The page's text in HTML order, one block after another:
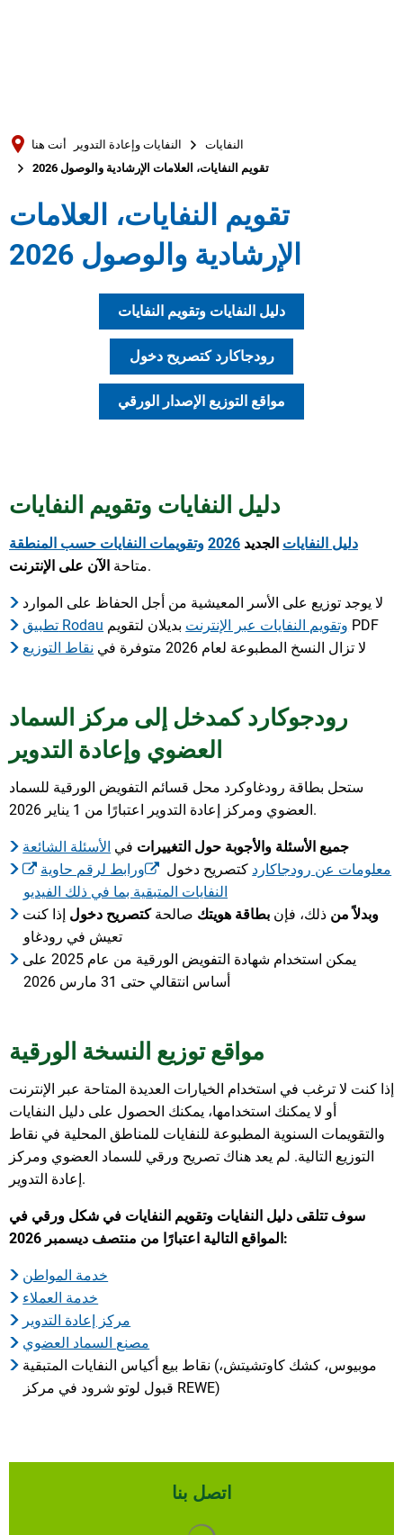
Português
Deutsch
أنت هنا النفايات وإعادة التدوير
النفايات
تقويم النفايات، العلامات الإرشادية والوصول 2026
تقويم النفايات، العلامات
الإرشادية والوصول 2026
دليل النفايات وتقويم النفايات
رودجاكارد كتصريح دخول
مواقع التوزيع الإصدار الورقي
دليل النفايات وتقويم النفايات
دليل النفايات الجديد 2026 وتقويمات النفايات حسب المنطقة
متاحة الآن على الإنترنت .
لا يوجد توزيع على الأسر المعيشية من أجل الحفاظ على الموارد
تطبيق Rodau
وتقويم النفايات عبر الإنترنت بديلان لتقويم PDF
لا تزال النسخ المطبوعة لعام 2026 متوفرة في
نقاط التوزيع
رودجوكارد كمدخل إلى مركز السماد
العضوي وإعادة التدوير
ستحل بطاقة رودغاوكرد محل قسائم التفويض الورقية للسماد
العضوي ومركز إعادة التدوير اعتبارًا من 1 يناير 2026.
جميع الأسئلة والأجوبة حول التغييرات في الأسئلة الشائعة
معلومات عن رودجاكارد كتصريح دخول
ورابط لرقم حاوية
النفايات المتبقية بما في ذلك الفيديو
وبدلاً من ذلك، فإن بطاقة هويتك صالحةكتصريح دخول إذا كنت
تعيش في رودغاو
يمكن استخدام شهادة التفويض الورقية من عام 2025 على
أساس انتقالي حتى 31 مارس 2026
مواقع توزيع النسخة الورقية
إذا كنت لا ترغب في استخدام الخيارات العديدة المتاحة عبر الإنترنت
أو لا يمكنك استخدامها، يمكنك الحصول على دليل النفايات
والتقويمات السنوية المطبوعة للنفايات للمناطق المحلية في نقاط
التوزيع التالية. لم يعد هناك تصريح ورقي للسماد العضوي ومركز
إعادة التدوير.
سوف تتلقى دليل النفايات وتقويم النفايات في شكل ورقي في
المواقع التالية اعتبارًا من منتصف ديسمبر 2026:
خدمة المواطن
خدمة العملاء
مركز إعادة التدوير
مصنع السماد العضوي
نقاط بيع أكياس النفايات المتبقية (موبيوس، كشك كاوتشيتش،
قبول لوتو شرود في مركز REWE)
اتصل بنا